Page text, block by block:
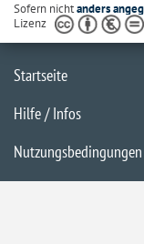
Sofern nichtanders
Lizenz
Startseite
Hilfe / Infos
Nutzungsbedingungen